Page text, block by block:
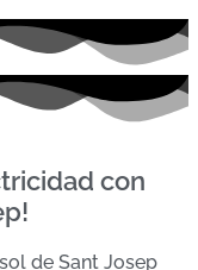
con
de Sant Josep